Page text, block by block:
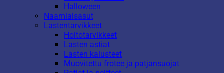
Halloween
Naamiaisasut
Lastentarvikkeet
Hoitotarvikkeet
Lasten astiat
Lasten kalusteet
Muovitettu frotee ja patjansuojat